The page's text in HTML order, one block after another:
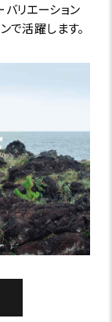
リエーション
で活躍します。